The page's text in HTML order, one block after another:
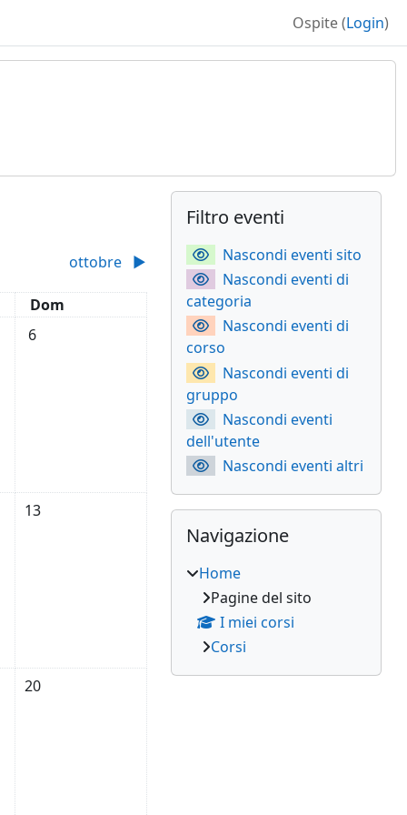
Ospite (Login)
ottobre ▶︎
Domenica
Dom
5 settembre
Nessun evento, domenica 6 settembre
6
12 settembre
Nessun evento, domenica 13 settembre
13
19 settembre
Nessun evento, domenica 20 settembre
20
Blocchi
Blocchi
Salta Filtro eventi
Filtro eventi
Nascondi eventi sito
Nascondi eventi di
categoria
Nascondi eventi di
corso
Nascondi eventi di
gruppo
Nascondi eventi
dell'utente
Nascondi eventi altri
Salta Navigazione
Navigazione
Home
Pagine del sito
I miei corsi
Corsi